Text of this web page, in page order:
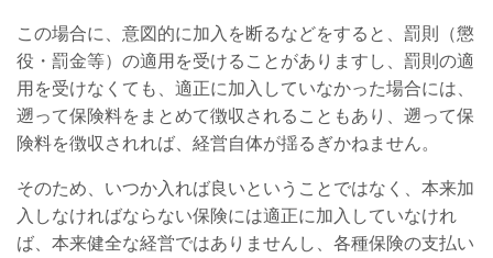
この場合に、意図的に加入を断るなどをすると、罰則（懲
役・罰金等）の適用を受けることがありますし、罰則の適
用を受けなくても、適正に加入していなかった場合には、
遡って保険料をまとめて徴収されることもあり、遡って保
険料を徴収されれば、経営自体が揺るぎかねません。
そのため、いつか入れば良いということではなく、本来加
入しなければならない保険には適正に加入していなけれ
ば、本来健全な経営ではありませんし、各種保険の支払い